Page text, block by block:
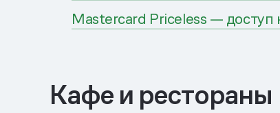
Mastercard Priceless —
Кафе и рестораны